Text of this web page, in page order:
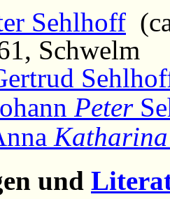
Sehlhoff
Schwelm
Peter
Katharina
und